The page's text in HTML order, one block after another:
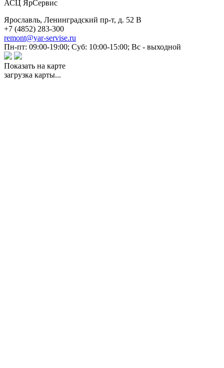
АСЦ ЯрСервис
Ярославль, Ленинградский пр-т, д. 52 В
+7 (4852) 283-300
remont@yar-servise.ru
Пн-пт: 09:00-19:00; Суб: 10:00-15:00; Вс - выходной
Показать на карте
загрузка карты...